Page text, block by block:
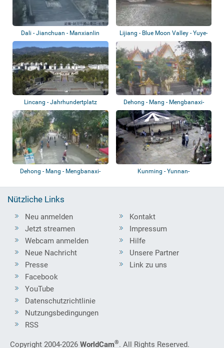
Dali - Jianchuan - Manxianlin
Qianshisha...
Lijiang - Blue Moon Valley - Yuye-
See
Lincang - Jahrhundertplatz
Dehong - Mang - Mengbanaxi-
Garten - Pavi...
Dehong - Mang - Mengbanaxi-
Kunming - Yunnan-
Nützliche Links
Neu anmelden
Jetzt streamen
Webcam anmelden
Neue Nachricht
Presse
Kontakt
Impressum
Hilfe
Unsere Partner
Link zu uns
Facebook
YouTube
Datenschutzrichtlinie
Nutzungsbedingungen
RSS
Copyright 2004-2026 WorldCam®. All Rights Reserved.